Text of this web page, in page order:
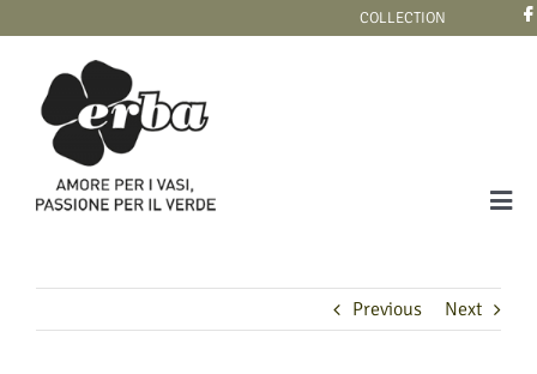
content
COLLECTION
Previous Next